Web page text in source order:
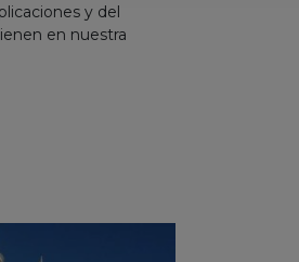
y del
en nuestra